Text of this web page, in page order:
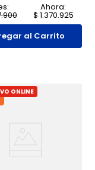
.900
Ahora:
$ 1.370.925
al Carrito
ONLINE